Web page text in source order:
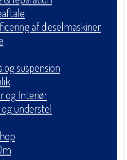
af dieselmaskiner
og suspension
og Interiør
understel